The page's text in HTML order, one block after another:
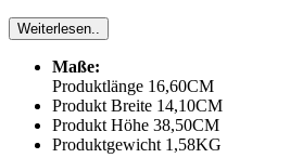
Weiterlesen..
Maße:
Produktlänge 16,60CM
Produkt Breite 14,10CM
Produkt Höhe 38,50CM
Produktgewicht 1,58KG